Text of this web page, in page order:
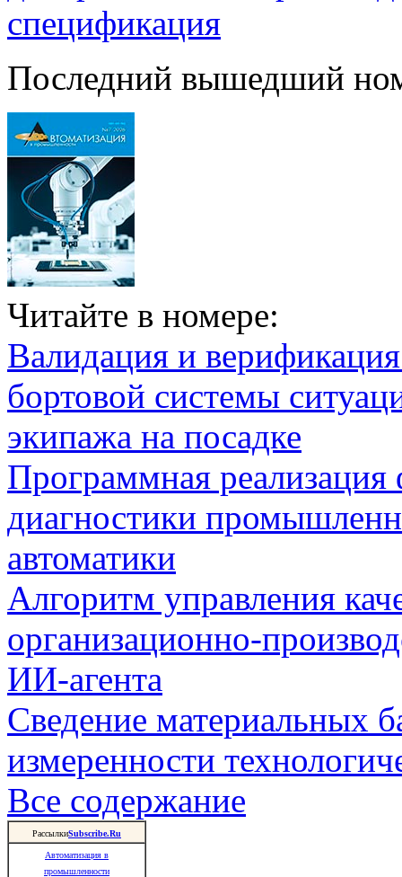
спецификация
Последний вышедший
Читайте в номере:
Валидация и
бортовой системы
экипажа на посадке
Программная
диагностики
автоматики
Алгоритм управления
организационно-
ИИ-агента
Сведение материальных
измеренности
Все содержание
РассылкиSubscribe.Ru
Автоматизация в
промышленности